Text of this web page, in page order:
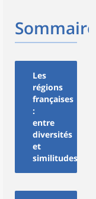
Sommaire
Les
régions
françaises
:
entre
diversités
et
similitudes